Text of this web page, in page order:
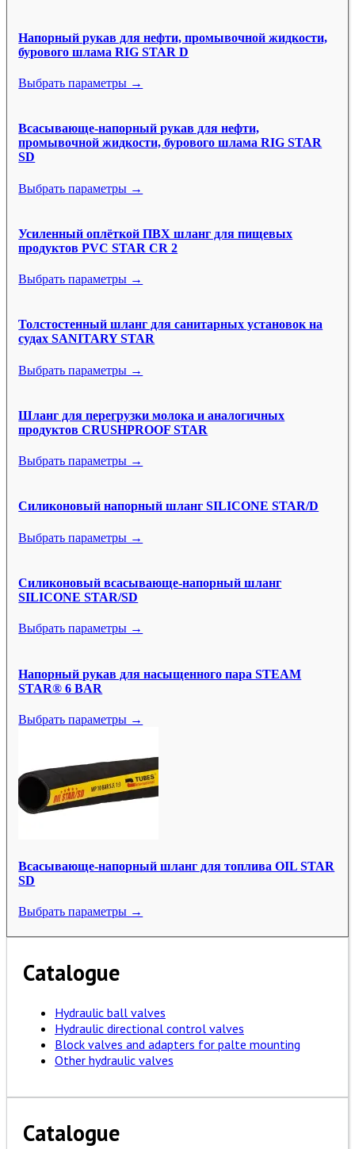
Напорный рукав для нефти, промывочной жидкости,
бурового шлама RIG STAR D
Выбрать параметры →
Всасывающе-напорный рукав для нефти,
промывочной жидкости, бурового шлама RIG STAR
SD
Выбрать параметры →
Усиленный оплёткой ПВХ шланг для пищевых
продуктов PVC STAR CR 2
Выбрать параметры →
Толстостенный шланг для санитарных установок на
судах SANITARY STAR
Выбрать параметры →
Шланг для перегрузки молока и аналогичных
продуктов CRUSHPROOF STAR
Выбрать параметры →
Силиконовый напорный шланг SILICONE STAR/D
Выбрать параметры →
Силиконовый всасывающе-напорный шланг
SILICONE STAR/SD
Выбрать параметры →
Напорный рукав для насыщенного пара STEAM
STAR® 6 BAR
Выбрать параметры →
Всасывающе-напорный шланг для топлива OIL STAR
SD
Выбрать параметры →
Catalogue
Hydraulic ball valves
Hydraulic directional control valves
Block valves and adapters for palte mounting
Other hydraulic valves
Catalogue